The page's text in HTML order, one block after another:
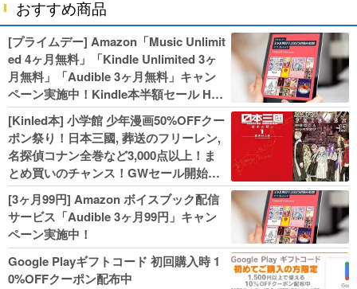
おすすめ商品
[プライムデー] Amazon「Music Unlimit
ed 4ヶ月無料」「Kindle Unlimited 3ヶ
月無料」「Audible 3ヶ月無料」キャン
ペーン実施中！Kindle本半額セール HU
NTER×HUNTERなど集英社、無職転生,
幼女戦記などKADOKAWA、キャプテン
翼100円セールも！
[Kinled本] 小学館 少年漫画50%OFFクー
ポン祭り！日本三國, 葬送のフリーレン,
名探偵コナン全巻など3,000点以上！ま
とめ買いのチャンス！GWセール開始！
人気コミック多数 カドカワ祭やIT関連本
がセールに！
[3ヶ月99円] Amazon ボイスブック配信
サービス「Audible 3ヶ月99円」キャン
ペーン実施中！
Google Playギフトコード 初回購入時 1
0%OFFクーポン配布中